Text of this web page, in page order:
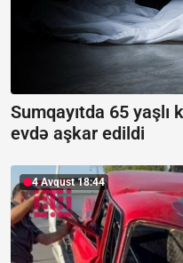
Sumqayıtda 65 yaşlı
evdə aşkar edildi
4 Avqust 18:44